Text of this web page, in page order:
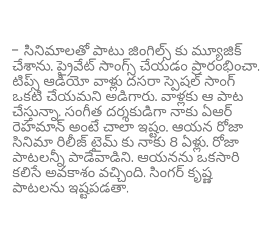
- సినిమాలతో పాటు జింగిల్స్ కు మ్యూజిక్
చేశాను. ప్రైవేట్ సాంగ్స్ చేయడం ప్రారంభించా.
టిప్స్ ఆడియో వాళ్లు దసరా స్పెషల్ సాంగ్
ఒకటి చేయమని అడిగారు. వాళ్లకు ఆ పాట
చేస్తున్నా. సంగీత దర్శకుడిగా నాకు ఏఆర్
రెహమాన్ అంటే చాలా ఇష్టం. ఆయన రోజా
సినిమా రిలీజ్ టైమ్ కు నాకు 8 ఏళ్లు. రోజా
పాటలన్నీ పాడేవాడిని. ఆయనను ఒకసారి
కలిసే అవకాశం వచ్చింది. సింగర్ కృష్ణ
పాటలను ఇష్టపడతా.